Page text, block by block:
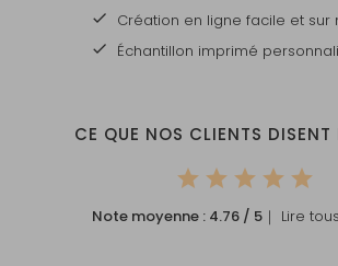
Création en ligne facile et sur
Échantillon imprimé
CE QUE NOS CLIENTS DISENT
Note moyenne : 4.76 / 5 ｜ Lire